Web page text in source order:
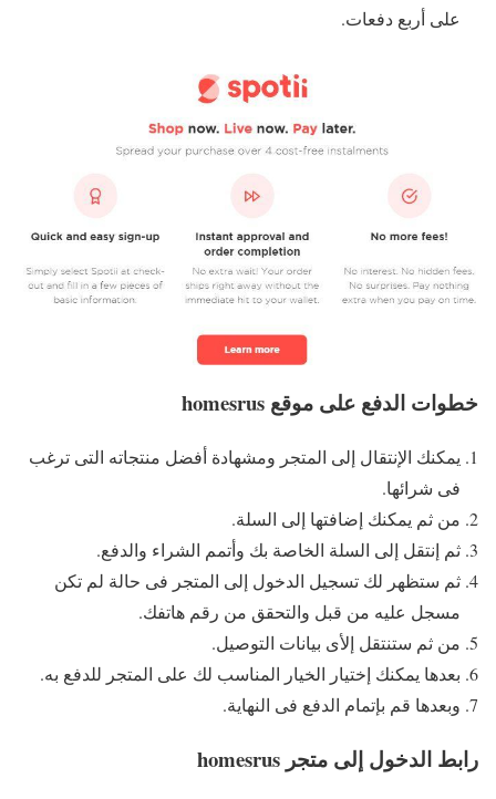
على أربع دفعات.
خطوات الدفع على موقع homesrus
يمكنك الإنتقال إلى المتجر ومشهادة أفضل منتجاته التى ترغب
فى شرائها.
من ثم يمكنك إضافتها إلى السلة.
ثم إنتقل إلى السلة الخاصة بك وأتمم الشراء والدفع.
ثم ستظهر لك تسجيل الدخول إلى المتجر فى حالة لم تكن
مسجل عليه من قبل والتحقق من رقم هاتفك.
من ثم ستنتقل إلأى بيانات التوصيل.
بعدها يمكنك إختيار الخيار المناسب لك على المتجر للدفع به.
وبعدها قم بإتمام الدفع فى النهاية.
رابط الدخول إلى متجر homesrus